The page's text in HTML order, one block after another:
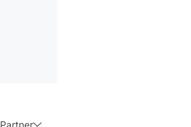
Partner